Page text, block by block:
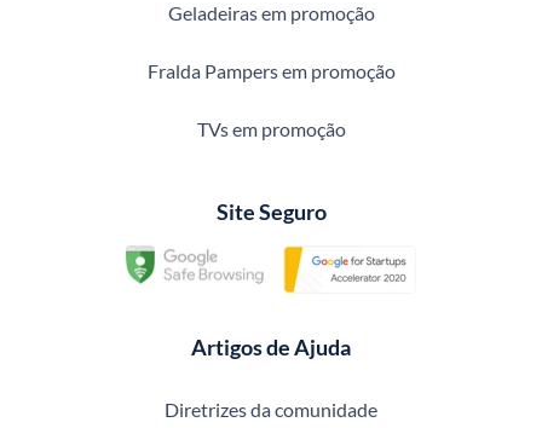
Geladeiras em promoção
Fralda Pampers em promoção
TVs em promoção
Site Seguro
Artigos de Ajuda
Diretrizes da comunidade